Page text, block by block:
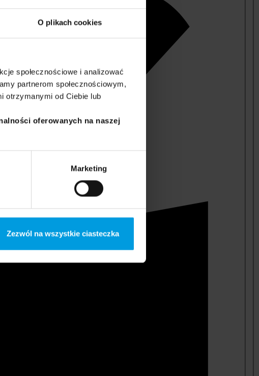
O plikach cookies
społecznościowe i analizować
partnerom społecznościowym,
otrzymanymi od Ciebie lub
oferowanych na naszej
Marketing
Zezwól na wszystkie ciasteczka